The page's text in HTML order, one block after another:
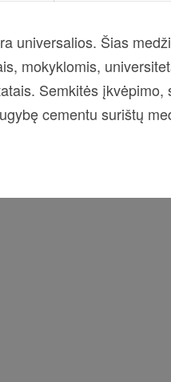
universalios. Šias
mokyklomis,
Semkitės
cementu surištų